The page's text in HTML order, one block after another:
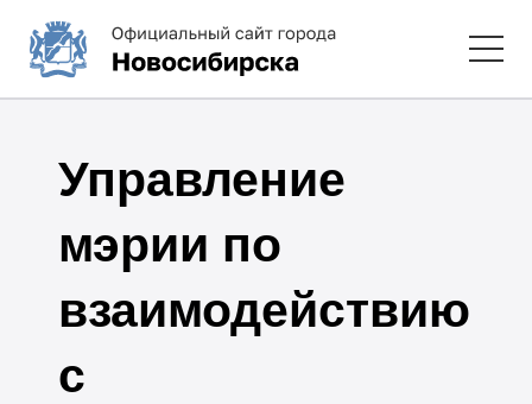
Управление
мэрии по
взаимодействию
с